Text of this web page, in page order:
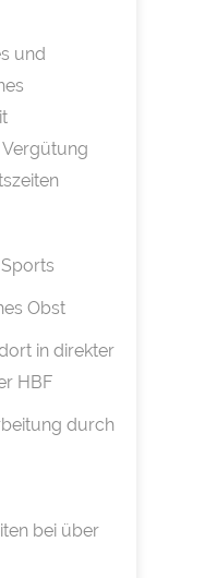
und
Obst
in direkter
HBF
durch
bei über